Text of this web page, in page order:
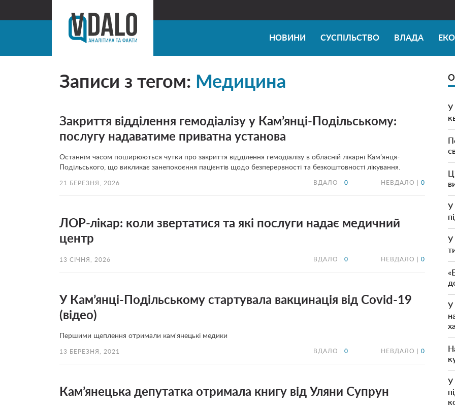
НОВИНИ СУСПІЛЬСТВО ВЛАДА
Записи з тегом: Медицина
Закриття відділення гемодіалізу у Кам’янці-Подільському:
послугу надаватиме приватна установа
Останнім часом поширюються чутки про закриття відділення гемодіалізу в обласній лікарні Кам’янця-
Подільського, що викликає занепокоєння пацієнтів щодо безперервності та безкоштовності лікування.
21 БЕРЕЗНЯ, 2026 ВДАЛО | 0 НЕВДАЛО | 0
ЛОР-лікар: коли звертатися та які послуги надає медичний
центр
13 СІЧНЯ, 2026 ВДАЛО | 0 НЕВДАЛО | 0
У Кам’янці-Подільському стартувала вакцинація від Covid-19
(відео)
Першими щеплення отримали кам'янецькі медики
13 БЕРЕЗНЯ, 2021 ВДАЛО | 0 НЕВДАЛО | 0
Кам’янецька депутатка отримала книгу від Уляни Супрун
У
У
У
У
У